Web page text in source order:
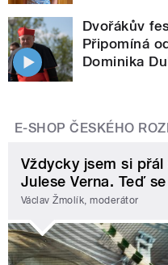
Dvořákův
Připomíná
Dominika
E-SHOP ČESKÉHO
Vždycky jsem si
Julese Verna. Teď
Václav Žmolík, moderátor